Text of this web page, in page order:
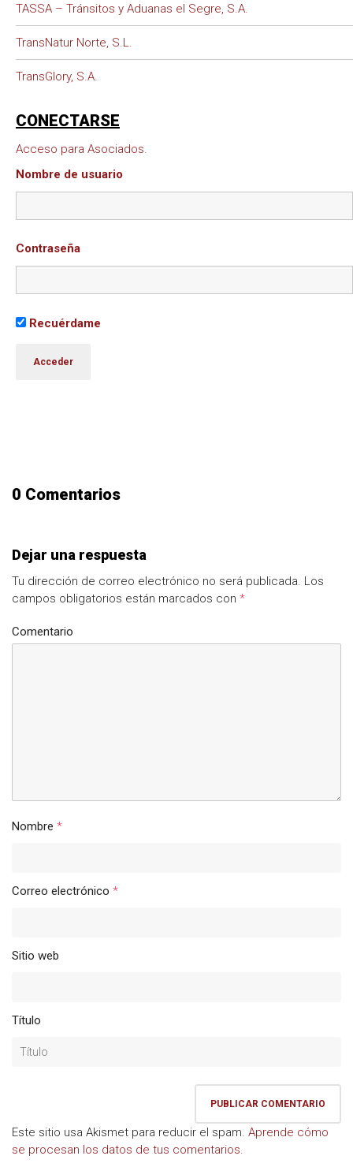
TASSA – Tránsitos y Aduanas el Segre, S.A.
TransNatur Norte, S.L.
TransGlory, S.A.
CONECTARSE
Acceso para Asociados.
Nombre de usuario
Contraseña
Recuérdame
0 Comentarios
Dejar una respuesta
Tu dirección de correo electrónico no será publicada. Los
campos obligatorios están marcados con *
Comentario
Nombre *
Correo electrónico *
Sitio web
Título
Este sitio usa Akismet para reducir el spam. Aprende cómo
se procesan los datos de tus comentarios.